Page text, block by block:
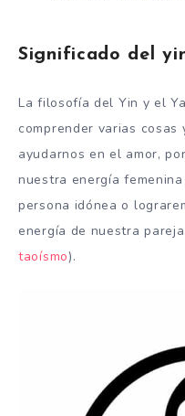
Significado del
La filosofía del Yin y el
comprender varias
ayudarnos en el amor,
nuestra energía
persona idónea o
energía de nuestra
taoísmo).